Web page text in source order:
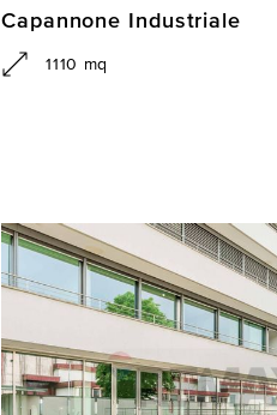
Capannone Industriale
1110 mq